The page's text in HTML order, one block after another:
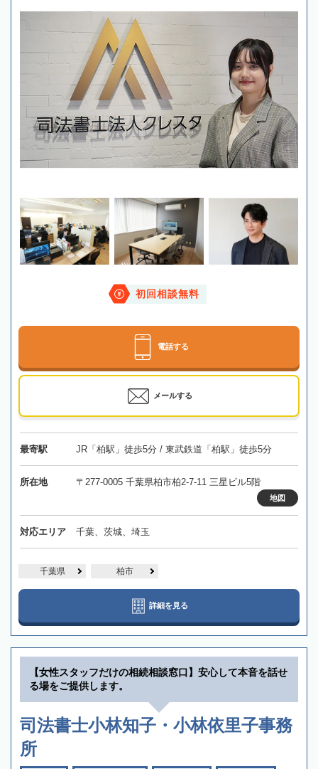
初回相談無料
電話する
メールする
最寄駅 JR「柏駅」徒歩5分 / 東武鉄道「柏駅」徒歩5分
所在地 〒277-0005 千葉県柏市柏2-7-11 三星ビル5階
地図
対応エリア 千葉、茨城、埼玉
千葉県 柏市
詳細を見る
【女性スタッフだけの相続相談窓口】安心して本音を話せ
る場をご提供します。
司法書士小林知子・小林依里子事務
所